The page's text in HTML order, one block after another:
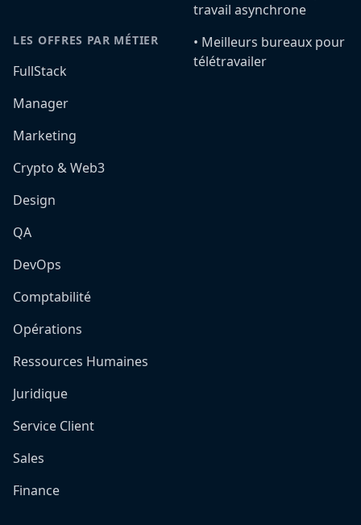
LES OFFRES PAR MÉTIER
FullStack
Manager
Marketing
Crypto & Web3
Design
QA
DevOps
Comptabilité
Opérations
Ressources Humaines
Juridique
Service Client
Sales
Finance
travail asynchrone
•️ Meilleurs bureaux pour
télétravailer